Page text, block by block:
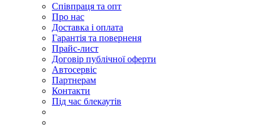
Співпраця та опт
Про нас
Доставка і оплата
Гарантія та поверненя
Прайс-лист
Договір публічної оферти
Автосервіс
Партнерам
Контакти
Під час блекаутів